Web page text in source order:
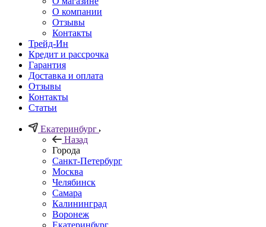
О компании
Отзывы
Контакты
Трейд-Ин
Кредит и рассрочка
Гарантия
Доставка и оплата
Отзывы
Контакты
Статьи
Екатеринбург
Назад
Города
Санкт-Петербург
Москва
Челябинск
Самара
Калининград
Воронеж
Екатеринбург